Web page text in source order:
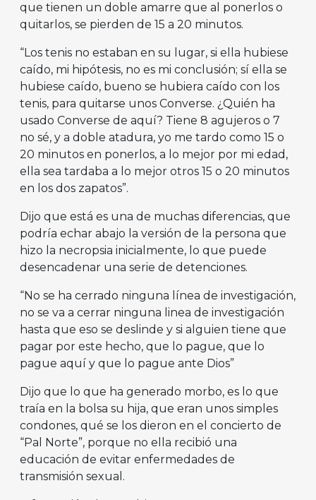
que tienen un doble amarre que al ponerlos o
quitarlos, se pierden de 15 a 20 minutos.
“Los tenis no estaban en su lugar, si ella hubiese
caído, mi hipótesis, no es mi conclusión; sí ella se
hubiese caído, bueno se hubiera caído con los
tenis, para quitarse unos Converse. ¿Quién ha
usado Converse de aquí? Tiene 8 agujeros o 7
no sé, y a doble atadura, yo me tardo como 15 o
20 minutos en ponerlos, a lo mejor por mi edad,
ella sea tardaba a lo mejor otros 15 o 20 minutos
en los dos zapatos”.
Dijo que está es una de muchas diferencias, que
podría echar abajo la versión de la persona que
hizo la necropsia inicialmente, lo que puede
desencadenar una serie de detenciones.
“No se ha cerrado ninguna línea de investigación,
no se va a cerrar ninguna linea de investigación
hasta que eso se deslinde y si alguien tiene que
pagar por este hecho, que lo pague, que lo
pague aquí y que lo pague ante Dios”
Dijo que lo que ha generado morbo, es lo que
traía en la bolsa su hija, que eran unos simples
condones, qué se los dieron en el concierto de
“Pal Norte”, porque no ella recibió una
educación de evitar enfermedades de
transmisión sexual.